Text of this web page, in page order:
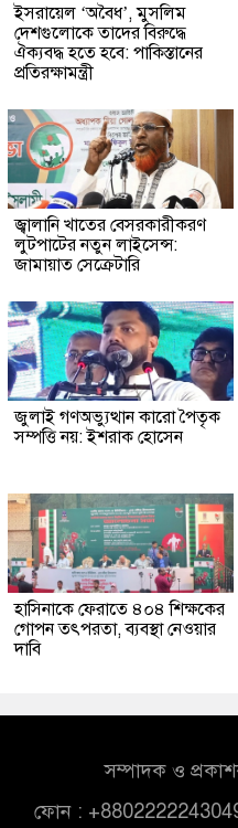
ইসরায়েল ‘অবৈধ’, মুসলিম
দেশগুলোকে তাদের বিরুদ্ধে
ঐক্যবদ্ধ হতে হবে: পাকিস্তানের
প্রতিরক্ষামন্ত্রী
জ্বালানি খাতের বেসরকারীকরণ
লুটপাটের নতুন লাইসেন্স:
জামায়াত সেক্রেটারি
জুলাই গণঅভ্যুত্থান কারো পৈতৃক
সম্পত্তি নয়: ইশরাক হোসেন
হাসিনাকে ফেরাতে ৪০৪ শিক্ষকের
গোপন তৎপরতা, ব্যবস্থা নেওয়ার
দাবি
সম্পাদক ও
ফোন :